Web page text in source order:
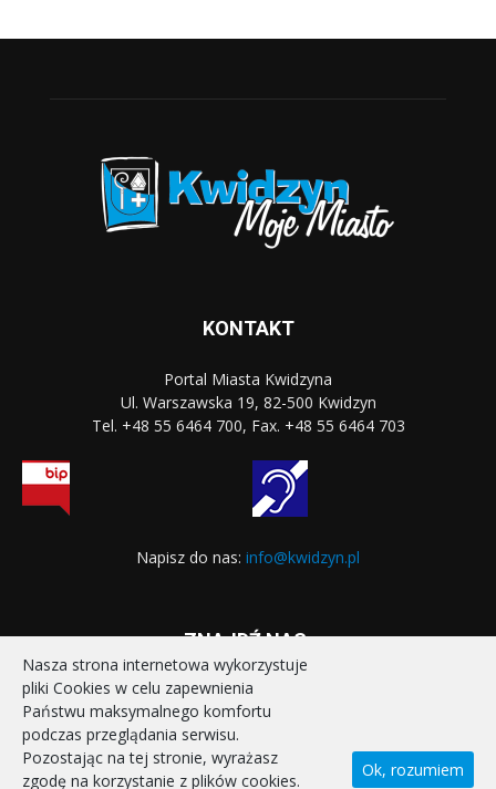
KONTAKT
Portal Miasta Kwidzyna
Ul. Warszawska 19, 82-500 Kwidzyn
Tel. +48 55 6464 700, Fax. +48 55 6464 703
Napisz do nas: info@kwidzyn.pl
ZNAJDŹ NAS:
Nasza strona internetowa wykorzystuje
pliki Cookies w celu zapewnienia
Państwu maksymalnego komfortu
podczas przeglądania serwisu.
Pozostając na tej stronie, wyrażasz
zgodę na korzystanie z plików cookies.
Ok, rozumiem